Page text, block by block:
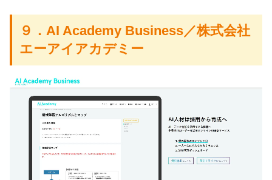
９．AI Academy Business／株式会社
エーアイアカデミー